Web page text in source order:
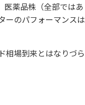
医薬品株（全部ではあ
ーのパフォーマンスは
相場到来とはなりづら